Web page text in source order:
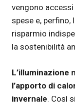
vengono
spese e, perfino,
risparmio
la sostenibilità
L’illuminazione
l’apporto di
invernale. Così